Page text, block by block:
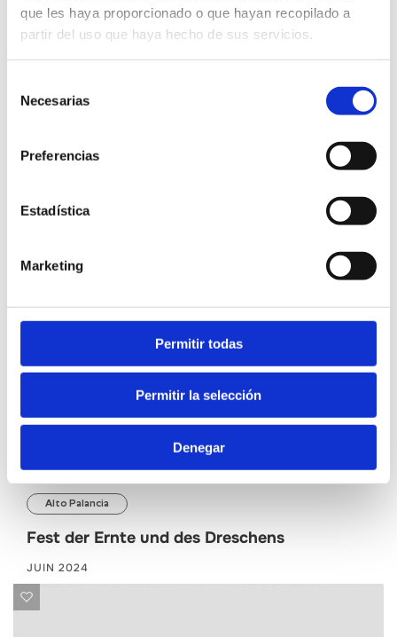
que les haya proporcionado o que hayan recopilado a
partir del uso que haya hecho de sus servicios.
Necesarias
Preferencias
Estadística
Marketing
Permitir todas
Permitir la selección
Denegar
La Plana Baixa
Nuleta
Alto Palancia
Fest der Ernte und des Dreschens
JUIN 2024